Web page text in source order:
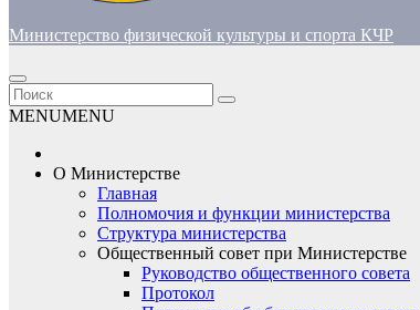
Министерство физической культуры и спорта КЧР
MENUMENU
О Министерстве
Главная
Полномочия и функции министерства
Структура министерства
Общественный совет при Министерстве
Руководство общественного совета
Протокол